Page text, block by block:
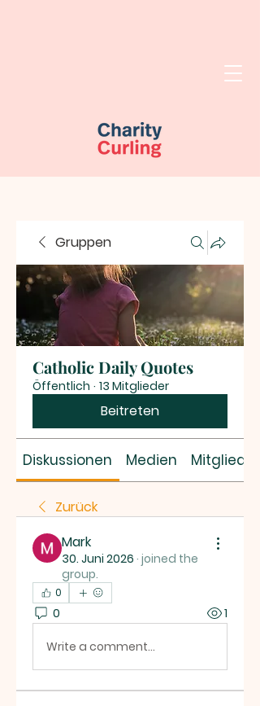
Gruppen
Catholic Daily Quotes
Öffentlich · 13 Mitglieder
Beitreten
Diskussionen Medien Mitglieder
Zurück
Mark
30. Juni 2026 · joined the
group.
0
0 1
Write a comment...